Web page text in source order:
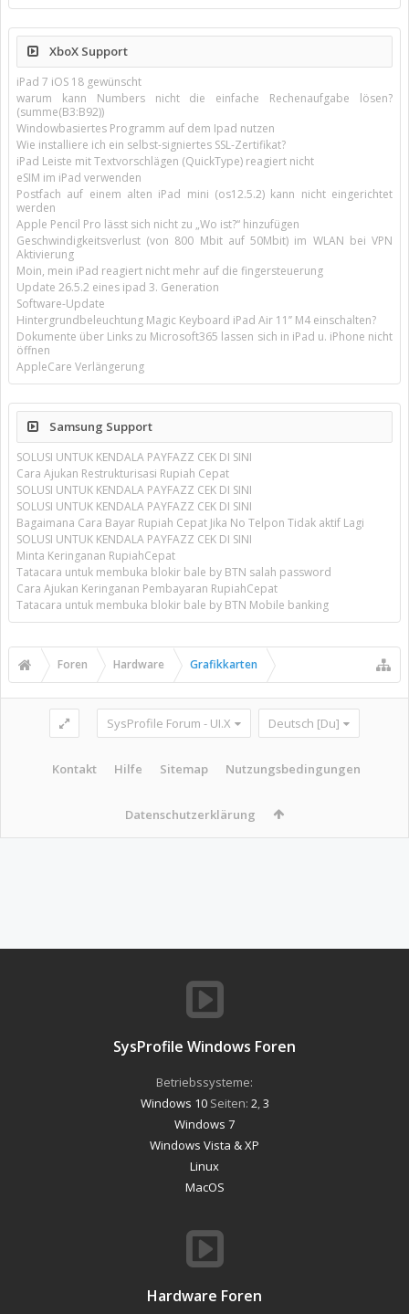
XboX Support
iPad 7 iOS 18 gewünscht
warum kann Numbers nicht die einfache Rechenaufgabe lösen?
(summe(B3:B92))
Windowbasiertes Programm auf dem Ipad nutzen
Wie installiere ich ein selbst-signiertes SSL-Zertifikat?
iPad Leiste mit Textvorschlägen (QuickType) reagiert nicht
eSIM im iPad verwenden
Postfach auf einem alten iPad mini (os12.5.2) kann nicht eingerichtet
werden
Apple Pencil Pro lässt sich nicht zu „Wo ist?“ hinzufügen
Geschwindigkeitsverlust (von 800 Mbit auf 50Mbit) im WLAN bei VPN
Aktivierung
Moin, mein iPad reagiert nicht mehr auf die fingersteuerung
Update 26.5.2 eines ipad 3. Generation
Software-Update
Hintergrundbeleuchtung Magic Keyboard iPad Air 11’’ M4 einschalten?
Dokumente über Links zu Microsoft365 lassen sich in iPad u. iPhone nicht
öffnen
AppleCare Verlängerung
Samsung Support
SOLUSI UNTUK KENDALA PAYFAZZ CEK DI SINI
Cara Ajukan Restrukturisasi Rupiah Cepat
SOLUSI UNTUK KENDALA PAYFAZZ CEK DI SINI
SOLUSI UNTUK KENDALA PAYFAZZ CEK DI SINI
Bagaimana Cara Bayar Rupiah Cepat Jika No Telpon Tidak aktif Lagi
SOLUSI UNTUK KENDALA PAYFAZZ CEK DI SINI
Minta Keringanan RupiahCepat
Tatacara untuk membuka blokir bale by BTN salah password
Cara Ajukan Keringanan Pembayaran RupiahCepat
Tatacara untuk membuka blokir bale by BTN Mobile banking
Foren Hardware Grafikkarten
SysProfile Forum - UI.X Deutsch [Du]
Kontakt Hilfe Sitemap Nutzungsbedingungen
Datenschutzerklärung
SysProfile Windows Foren
Betriebssysteme:
Windows 10Seiten: 2 3
Windows 7
Windows Vista & XP
Linux
MacOS
Hardware Foren